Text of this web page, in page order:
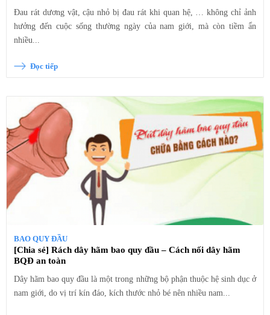
Đau rát dương vật, cậu nhỏ bị đau rát khi quan hệ, … không chỉ ảnh
hưởng đến cuộc sống thường ngày của nam giới, mà còn tiềm ẩn
nhiều...
Đọc tiếp
BAO QUY ĐẦU
[Chia sẻ] Rách dây hãm bao quy đầu – Cách nối dây hãm
BQĐ an toàn
Dây hãm bao quy đầu là một trong những bộ phận thuộc hệ sinh dục ở
nam giới, do vị trí kín đáo, kích thước nhỏ bé nên nhiều nam...